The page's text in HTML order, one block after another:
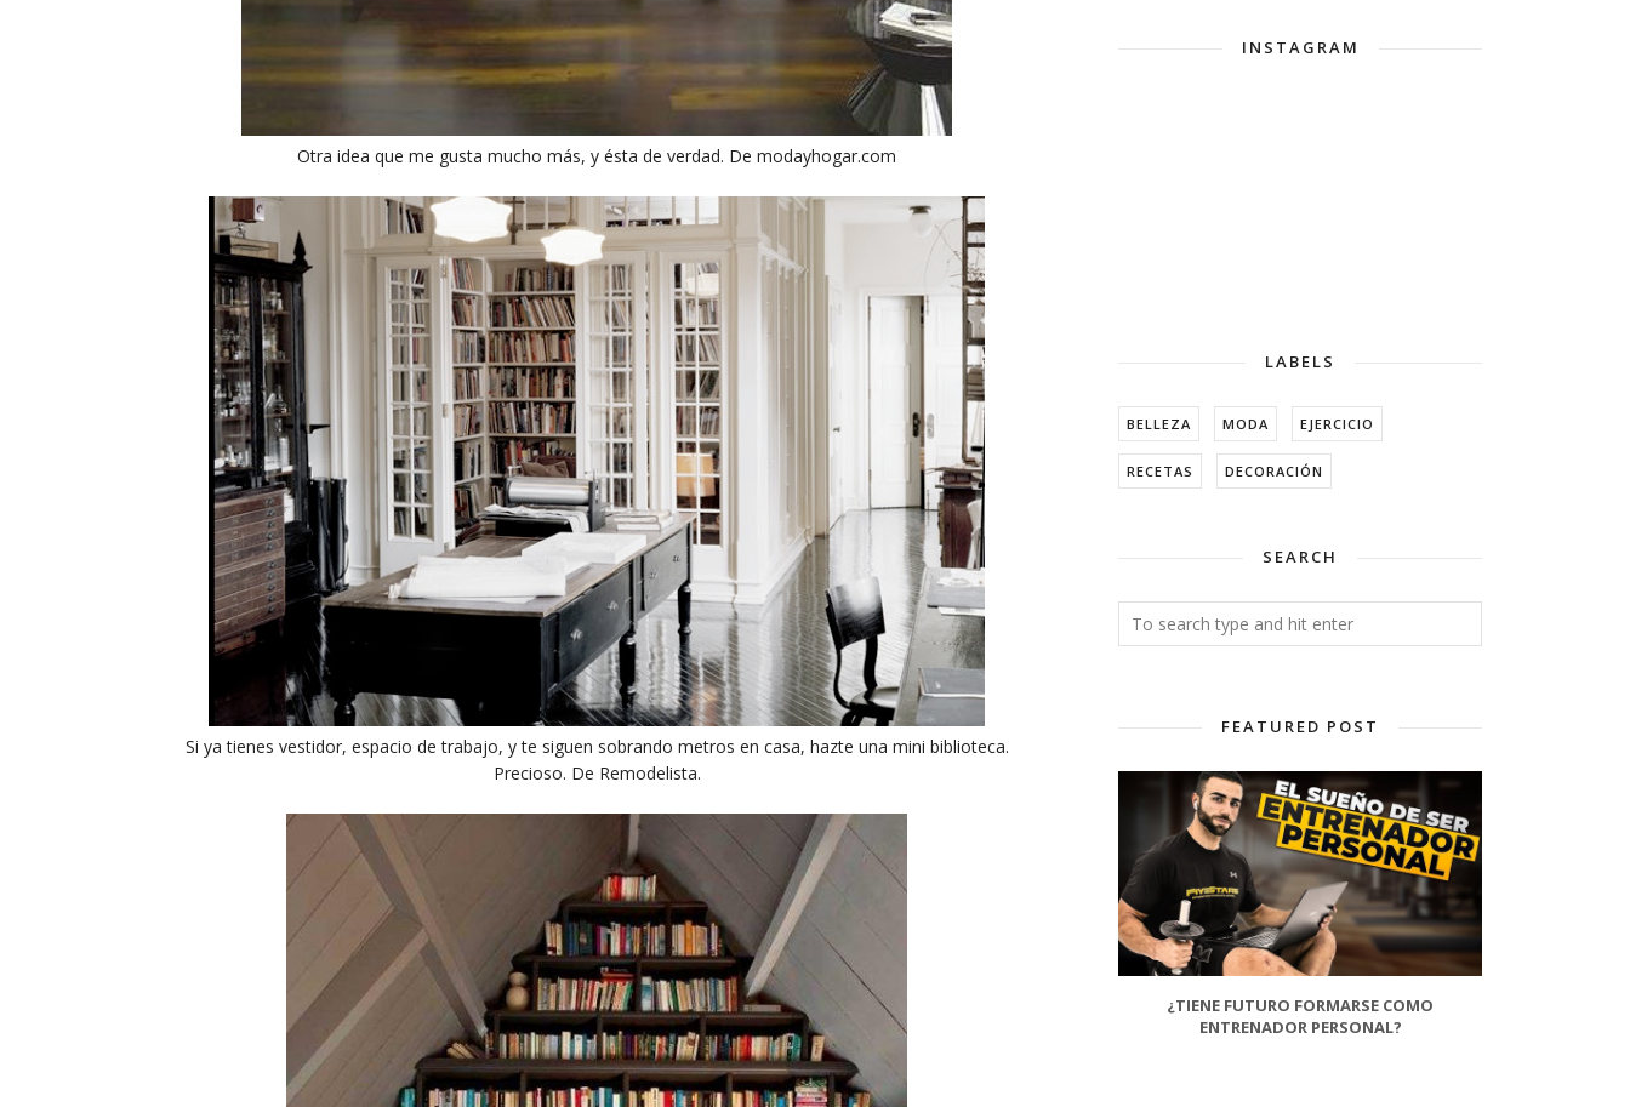
Otra idea que me gusta mucho más, y ésta de verdad. De modayhogar.com
Si ya tienes vestidor, espacio de trabajo, y te siguen sobrando metros en casa, hazte una mini biblioteca.
Precioso. De Remodelista.
INSTAGRAM
LABELS
BELLEZA MODA EJERCICIO
RECETAS DECORACIÓN
SEARCH
FEATURED POST
¿TIENE FUTURO FORMARSE COMO
ENTRENADOR PERSONAL?